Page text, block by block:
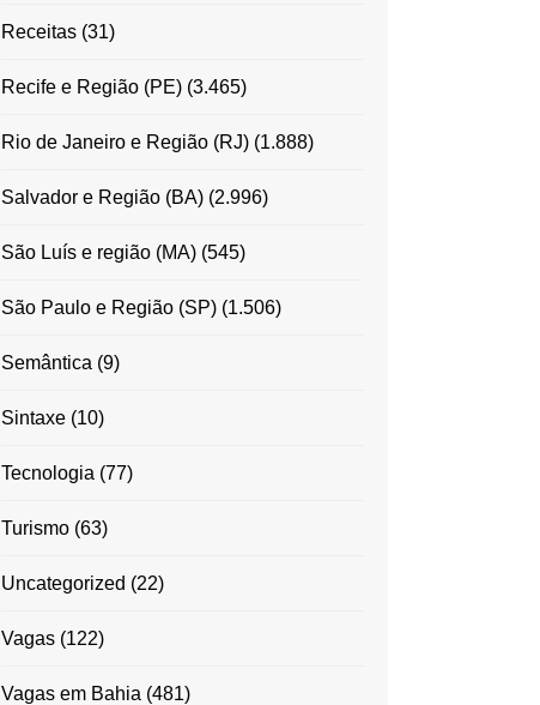
Receitas(31)
Recife e Região (PE)(3.465)
Rio de Janeiro e Região (RJ)(1.888)
Salvador e Região (BA)(2.996)
São Luís e região (MA)(545)
São Paulo e Região (SP)(1.506)
Semântica (9)
Sintaxe(10)
Tecnologia (77)
Turismo(63)
Uncategorized (22)
Vagas(122)
Vagas em Bahia (481)